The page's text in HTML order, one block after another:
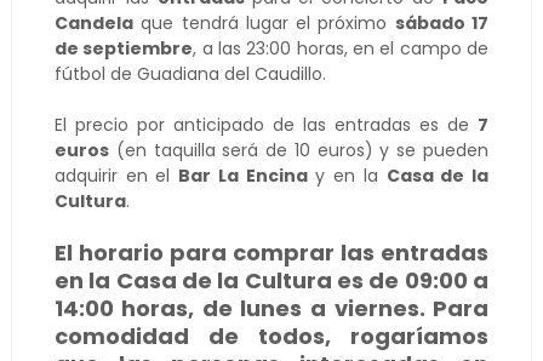
Candelaque tendrá lugar el próximo sábado 17
de septiembre, a las 23:00 horas, en el campo de
fútbol de Guadiana del Caudillo.
El precio por anticipado de las entradas es de 7
euros(en taquilla será de 10 euros) y se pueden
adquirir en el Bar La Encinay en la Casa de la
Cultura.
El horario para comprar las entradas
en la Casa de la Cultura es de 09:00 a
14:00 horas, de lunes a viernes. Para
comodidad de todos, rogaríamos